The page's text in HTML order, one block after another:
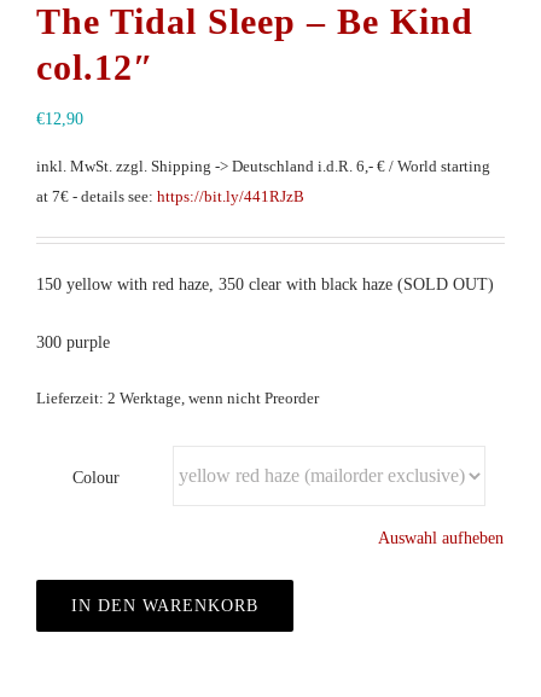
The Tidal Sleep – Be Kind
col.12″
€12,90
inkl. MwSt. zzgl. Shipping -> Deutschland i.d.R. 6,- € / World starting
at 7€ - details see: https://bit.ly/441RJzB
150 yellow with red haze, 350 clear with black haze (SOLD OUT)
300 purple
Lieferzeit: 2 Werktage, wenn nicht Preorder
Colour
Auswahl aufheben
IN DEN WARENKORB